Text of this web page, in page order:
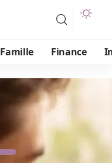
Famille Finance